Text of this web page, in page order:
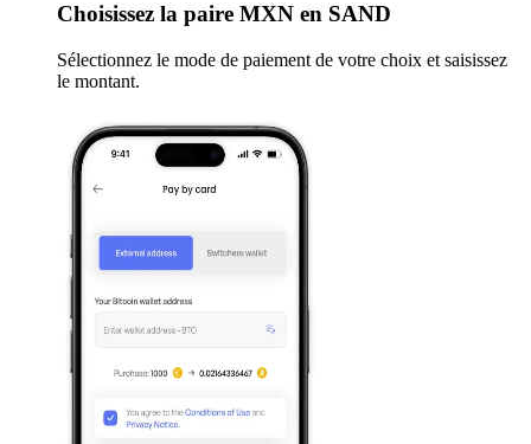
Choisissez la paire MXN en SAND
Sélectionnez le mode de paiement de votre choix et saisissez
le montant.